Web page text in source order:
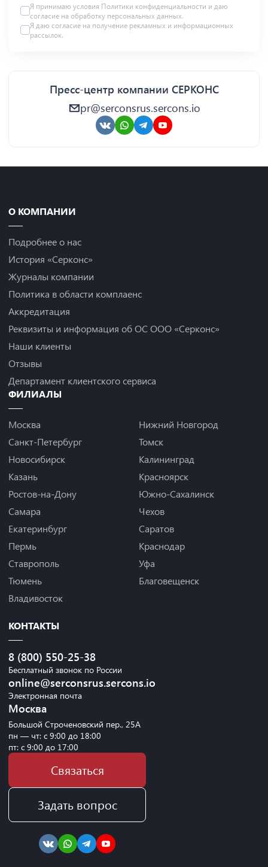
Я принимаю условия Политики конфиденциальности и даю
согласие на обработку персональных данных.
Я даю согласие на получение рекламных и информационных
рассылок.
Пресс-центр компании СЕРКОНС
pr@serconsrus.sercons.io
О КОМПАНИИ
Подробнее о нас
История «Серконс»
Журналы компании
Политика в области комплаенс
Аккредитация
Реквизиты и информация об ОС ООО «Серконс»
Наши клиенты
Отзывы
Департамент клиентского сервиса
ФИЛИАЛЫ
Москва
Санкт-Петербург
Новосибирск
Казань
Ростов-на-Дону
Самара
Екатеринбург
Пермь
Ставрополь
Тюмень
Владивосток
Нижний Новгород
Томск
Калининград
Красноярск
Южно-Сахалинск
Чехов
Саратов
Краснодар
Уфа
Благовещенск
КОНТАКТЫ
8 (800) 550-25-38
Бесплатный звонок по России
online@serconsrus.sercons.io
Электронная почта
Москва
Большой Строченовский пер., 25А
пн — чт: с 9:00 до 18:00
пт: с 9:00 до 17:00
Связаться
Задать вопрос